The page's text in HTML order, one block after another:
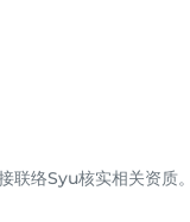
联络Syu核实相关资质。